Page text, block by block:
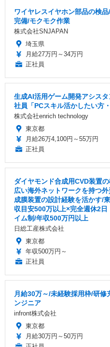
ワイヤレスイヤホン部品の検
完備/モクモク作業
株式会社SNJAPAN
埼玉県
月給27万円～34万円
正社員
生成AI活用ゲーム開発アシス
社員「PCスキル活かしたい方
株式会社enrich technology
東京都
月給26万4,100円～55万円
正社員
ダイヤモンド合成用CVD装置
広い海外ネットワークを持つ
成膜装置の設計経験を活かす/
収目安500万以上×完全週休2
イム制/年収500万円以上
日総工産株式会社
東京都
年収500万円～
正社員
月給30万～/未経験採用枠/研
ンジニア
infront株式会社
東京都
月給30万円～50万円